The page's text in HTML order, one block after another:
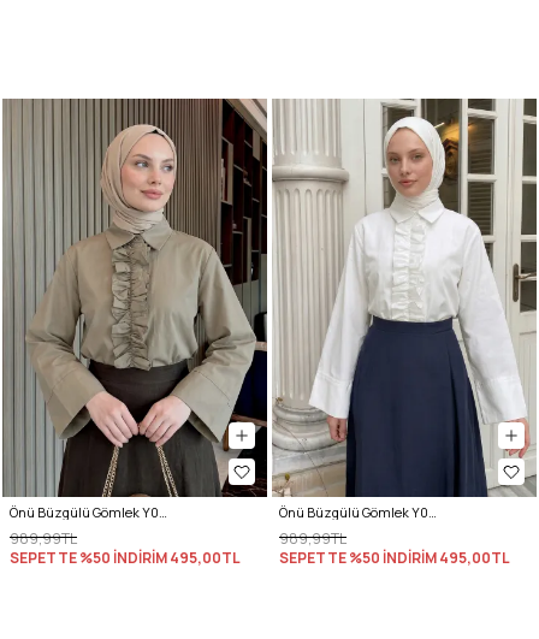
989,99TL
SEPETTE %50 İNDİRİM495,00TL
989,99TL
SEPETTE %50 İNDİRİM495,00TL